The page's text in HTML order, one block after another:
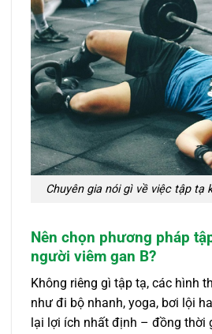
Chuyên gia nói gì về việc tập tạ
Nên chọn phương pháp
người viêm gan B?
Không riêng gì tập tạ, các hình
như đi bộ nhanh, yoga, bơi lội
lại lợi ích nhất định – đồng thời